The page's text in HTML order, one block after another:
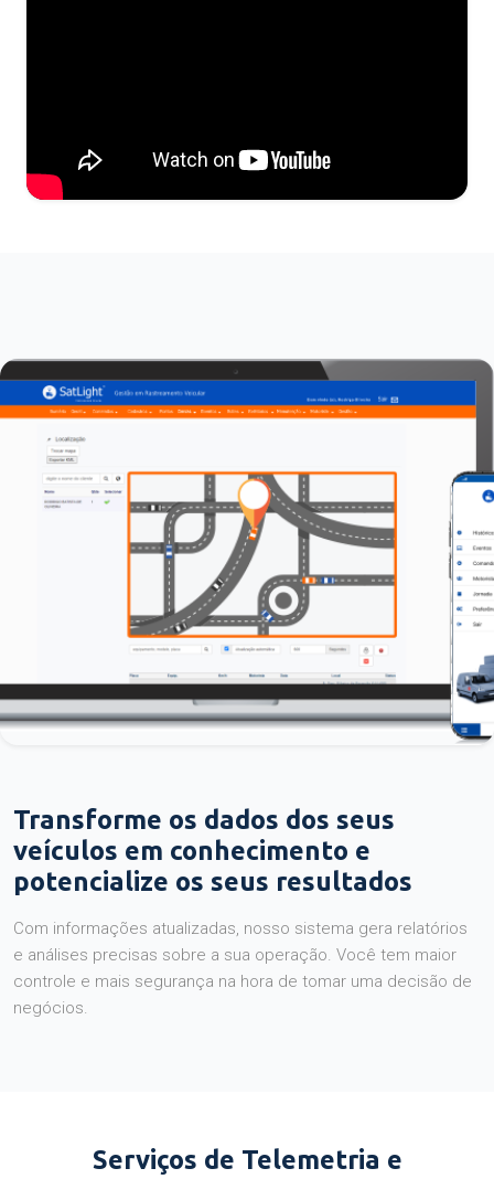
Transforme os dados dos seus
veículos em conhecimento e
potencialize os seus resultados
Com informações atualizadas, nosso sistema gera relatórios
e análises precisas sobre a sua operação. Você tem maior
controle e mais segurança na hora de tomar uma decisão de
negócios.
Serviços de Telemetria e